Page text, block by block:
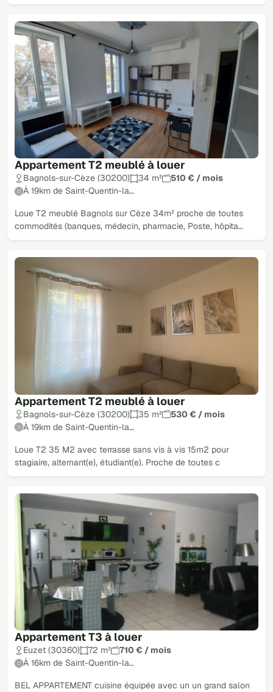
Appartement T2 meublé à louer
Bagnols-sur-Cèze (30200) 34 m²
510 € / mois
À 19km de Saint-Quentin-la…
Loue T2 meublé Bagnols sur Cèze 34m² proche de toutes
commodités (banques, médecin, pharmacie, Poste, hôpita…
Appartement T2 meublé à louer
Bagnols-sur-Cèze (30200) 35 m²
530 € / mois
À 19km de Saint-Quentin-la…
Loue T2 35 M2 avec terrasse sans vis à vis 15m2 pour
stagiaire, alternant(e), étudiant(e). Proche de toutes c
Appartement T3 à louer
Euzet (30360) 72 m²
710 € / mois
À 16km de Saint-Quentin-la…
BEL APPARTEMENT cuisine équipée avec un un grand salon